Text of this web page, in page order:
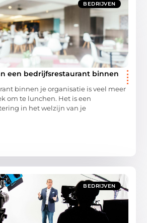
BEDRIJVEN
een bedrijfsrestaurant binnen
binnen je organisatie is veel meer
om te lunchen. Het is een
in het welzijn van je
BEDRIJVEN